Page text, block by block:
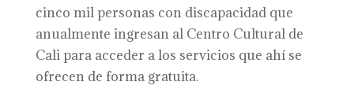
cinco mil personas con discapacidad que
anualmente ingresan al Centro Cultural de
Cali para acceder a los servicios que ahí se
ofrecen de forma gratuita.